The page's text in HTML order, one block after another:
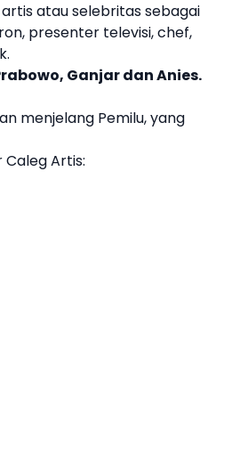
atau selebritas sebagai
presenter televisi, chef,
Ganjar dan Anies.
menjelang Pemilu, yang
Caleg Artis: